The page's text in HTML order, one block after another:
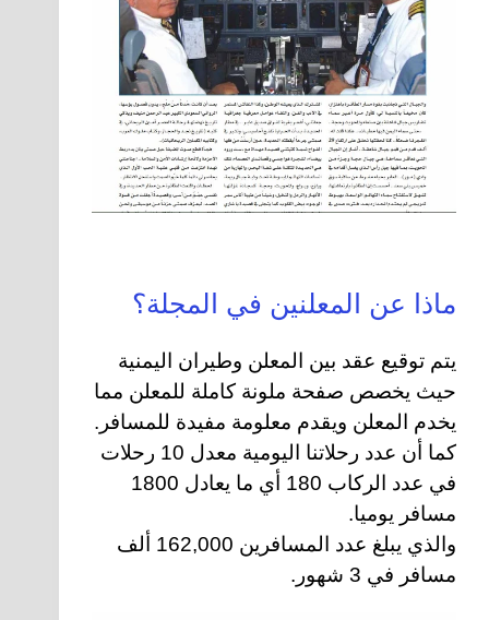
ماذا عن المعلنين في المجلة؟
يتم توقيع عقد بين المعلن وطيران اليمنية
حيث يخصص صفحة ملونة كاملة للمعلن مما
يخدم المعلن ويقدم معلومة مفيدة للمسافر.
كما أن عدد رحلاتنا اليومية معدل 10 رحلات
في عدد الركاب 180 أي ما يعادل 1800
مسافر يوميا.
والذي يبلغ عدد المسافرين 162,000 ألف
مسافر في 3 شهور.